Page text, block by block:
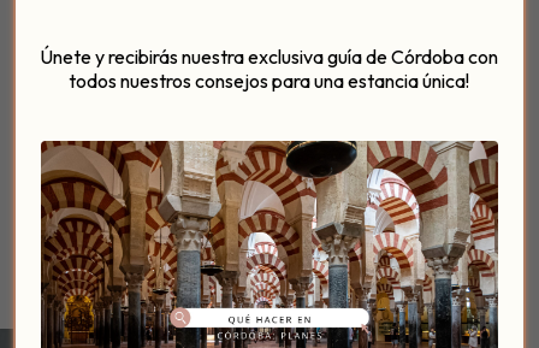
Únete y recibirás nuestra exclusiva guía de Córdoba con
todos nuestros consejos para una estancia única!